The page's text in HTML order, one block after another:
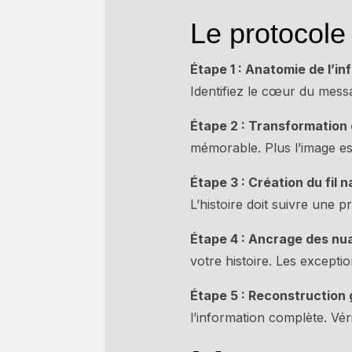
Le
Étape 1 : Anatomie de
Identifiez le cœur du
Étape 2 : Transformation
mémorable. Plus l’image
Étape 3 : Création du fil
L’histoire doit suivre une
Étape 4 : Ancrage des
votre histoire. Les
Étape 5 : Reconstruction
l’information complète.